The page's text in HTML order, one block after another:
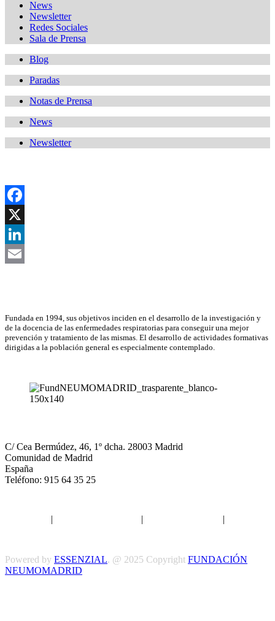
News
Newsletter
Redes Sociales
Sala de Prensa
Blog
Paradas
Notas de Prensa
News
Newsletter
Facebook
X
LinkedIn
Fundada en 1994, sus objetivos inciden en el desarrollo de la investigación y
de la docencia de las enfermedades respiratorias para conseguir una mejor
prevención y tratamiento de las mismas. El desarrollo de actividades formativas
dirigidas a la población general es especialmente contemplado.
C/ Cea Bermúdez, 46, 1º dcha. 28003 Madrid
Comunidad de Madrid
España
Teléfono: 915 64 35 25
| | |
Powered by ESSENZIAL. @ 2025 Copyright FUNDACIÓN
NEUMOMADRID